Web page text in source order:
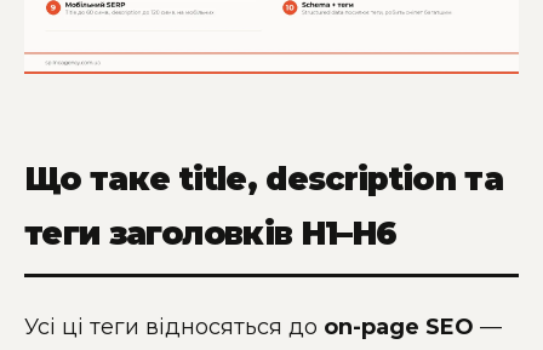
Що таке title, description та
теги заголовків H1–H6
Усі ці теги відносяться до on-page SEO —